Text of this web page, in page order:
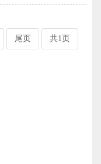
尾页 共1页